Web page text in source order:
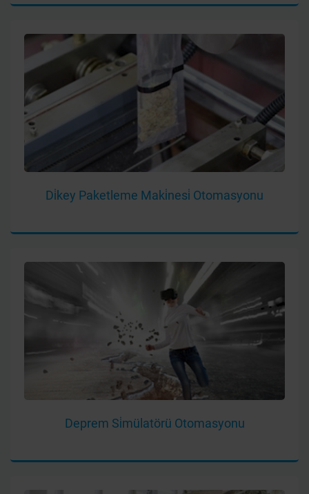
Di̇key Paketleme Maki̇nesi̇ Otomasyonu
Deprem Si̇mülatörü Otomasyonu